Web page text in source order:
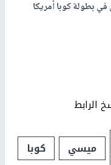
بطولة كوبا أمريكا
الرابط
ميسي كوبا